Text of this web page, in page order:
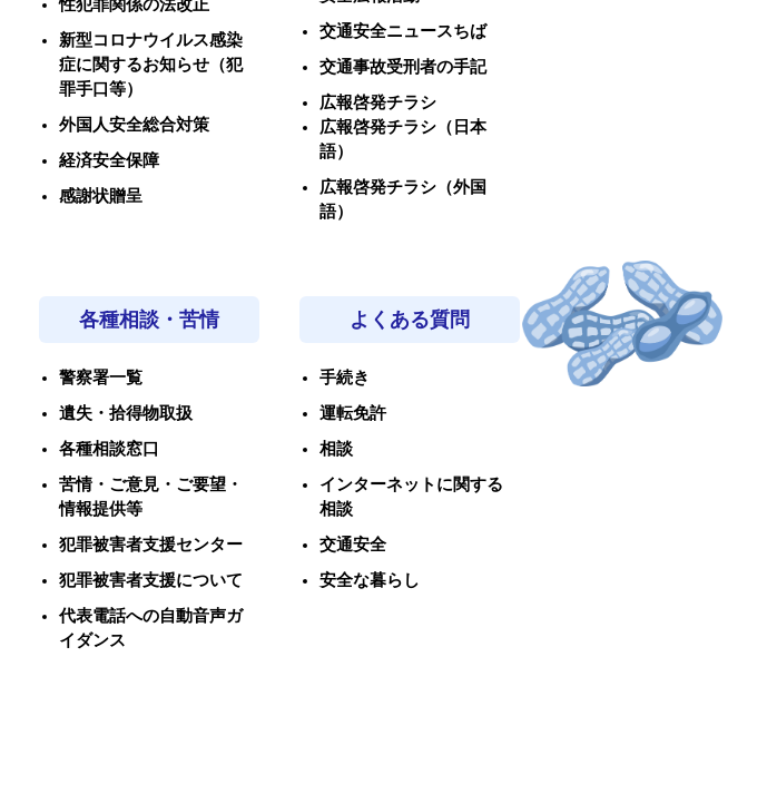
性犯罪関係の法改正
新型コロナウイルス感染
症に関するお知らせ（犯
罪手口等）
外国人安全総合対策
経済安全保障
感謝状贈呈
交通安全ニュースちば
交通事故受刑者の手記
広報啓発チラシ
広報啓発チラシ（日本
語）
広報啓発チラシ（外国
語）
各種相談・苦情
警察署一覧
遺失・拾得物取扱
各種相談窓口
苦情・ご意見・ご要望・
情報提供等
犯罪被害者支援センター
犯罪被害者支援について
代表電話への自動音声ガ
イダンス
よくある質問
手続き
運転免許
相談
インターネットに関する
相談
交通安全
安全な暮らし